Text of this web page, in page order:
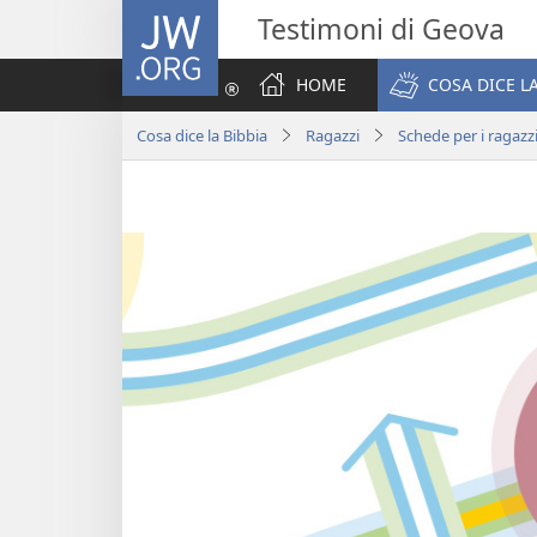
JW.ORG Testimoni di Geova
HOME
COSA DICE
Cosa dice la Bibbia Ragazzi Schede per i ragazzi